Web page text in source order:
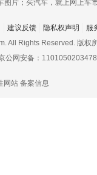
建议反馈 隐私权声明
服
All Rights Reserved. 版权
公网安备：